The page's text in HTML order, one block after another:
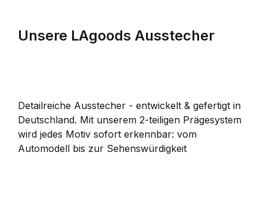
Unsere LAgoods Ausstecher
Detailreiche Ausstecher - entwickelt & gefertigt in
Deutschland. Mit unserem 2-teiligen Prägesystem
wird jedes Motiv sofort erkennbar: vom
Automodell bis zur Sehenswürdigkeit